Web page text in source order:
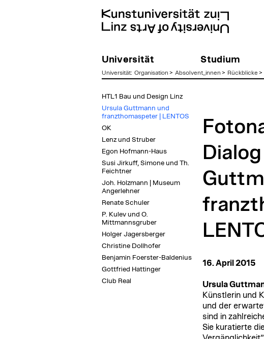
Universität Studium
Universität: Organisation > Absolvent_innen > Rückblicke >
HTL1 Bau und Design Linz
Ursula Guttmann und
franzthomaspeter | LENTOS
OK
Lenz und Struber
Egon Hofmann-Haus
Susi Jirkuff, Simone und Th.
Feichtner
Joh. Holzmann | Museum
Angerlehner
Renate Schuler
P. Kulev und O.
Mittmannsgruber
Holger Jagersberger
Christine Dollhofer
Benjamin Foerster-Baldenius
Gottfried Hattinger
Club Real
16. April 2015
Ursula
Künstlerin und
und der
sind in
Sie kuratierte